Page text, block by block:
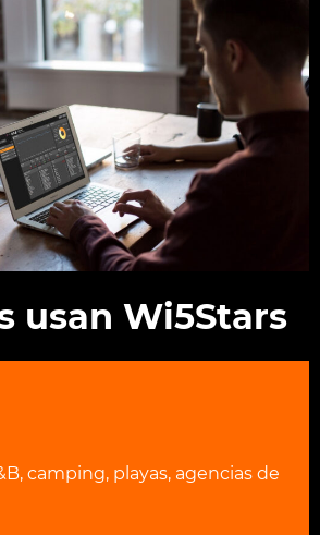
usan Wi5Stars
camping, playas, agencias de